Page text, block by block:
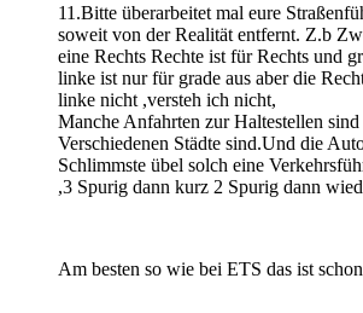
11.Bitte überarbeitet mal eure
soweit von der Realität entfernt. Z.b
eine Rechts Rechte ist für Rechts und
linke ist nur für grade aus aber die
linke nicht ,versteh ich nicht,
Manche Anfahrten zur Haltestellen
Verschiedenen Städte sind.Und die
Schlimmste übel solch eine
,3 Spurig dann kurz 2 Spurig dann
Am besten so wie bei ETS das ist